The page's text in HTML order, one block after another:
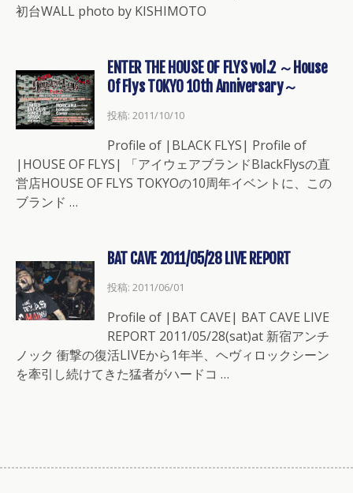
初台WALL photo by KISHIMOTO
ENTER THE HOUSE OF FLYS vol.2 ～House
Of Flys TOKYO 10th Anniversary～
投稿: 2011/10/10
Profile of |BLACK FLYS| Profile of
|HOUSE OF FLYS| 「アイウェアブランドBlackFlysの直
営店HOUSE OF FLYS TOKYOの10周年イベントに、この
ブランド …
BAT CAVE 2011/05/28 LIVE REPORT
投稿: 2011/06/01
Profile of |BAT CAVE| BAT CAVE LIVE
REPORT 2011/05/28(sat)at 新宿アンチ
ノック 衝撃の復活LIVEから1年半、ヘヴィロックシーン
を牽引し続けてきた猛者がハードコ …